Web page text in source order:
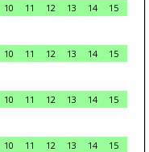
10 11 12 13 14
15
10 11 12 13 14
15
10 11 12 13 14
15
10 11 12 13 14
15